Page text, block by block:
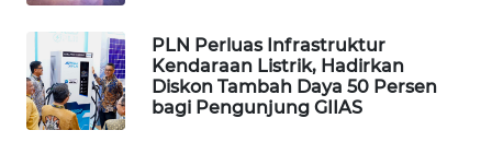
PLN Perluas Infrastruktur
Kendaraan Listrik, Hadirkan
Diskon Tambah Daya 50 Persen
bagi Pengunjung GIIAS
MASYARAKAT
KELISTRIKAN
WALINKI